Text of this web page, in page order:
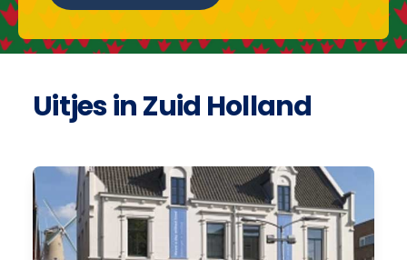
Uitjes in Zuid Holland